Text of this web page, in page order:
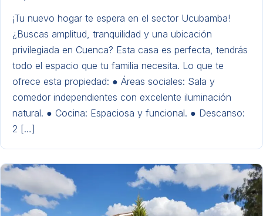
¡Tu nuevo hogar te espera en el sector Ucubamba!
¿Buscas amplitud, tranquilidad y una ubicación
privilegiada en Cuenca? Esta casa es perfecta, tendrás
todo el espacio que tu familia necesita. Lo que te
ofrece esta propiedad: ● Áreas sociales: Sala y
comedor independientes con excelente iluminación
natural. ● Cocina: Espaciosa y funcional. ● Descanso:
2 […]